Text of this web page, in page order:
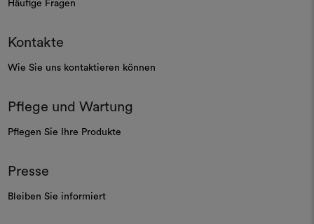
Häufige Fragen
Kontakte
Wie Sie uns kontaktieren können
Pflege und Wartung
Pflegen Sie Ihre Produkte
Presse
Bleiben Sie informiert